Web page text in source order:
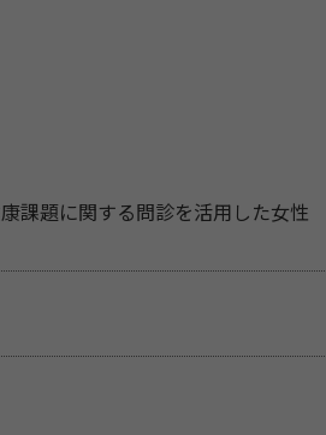
課題に関する問診を活用した女性